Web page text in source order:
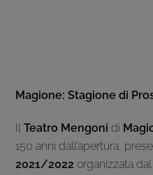
Magione: Stagione di
Il Teatro Mengoni di
150 anni dall’apertura,
2021/2022organizzata